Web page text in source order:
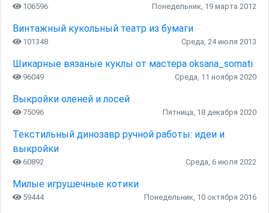
106596 Понедельник, 19 марта 2012
Винтажный кукольный театр из бумаги
101348 Среда, 24 июля 2013
Шикарные вязаные куклы от мастера oksana_somati
96049 Среда, 11 ноября 2020
Выкройки оленей и лосей
75096 Пятница, 18 декабря 2020
Текстильный динозавр ручной работы: идеи и
выкройки
60892 Среда, 6 июля 2022
Милые игрушечные котики
59444 Понедельник, 10 октября 2016